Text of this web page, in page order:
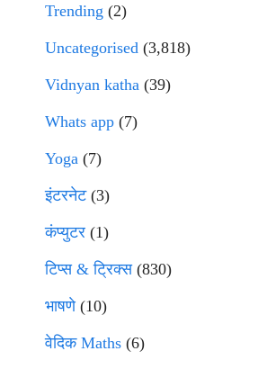
Trending (2)
Uncategorised (3,818)
Vidnyan katha (39)
Whats app (7)
Yoga (7)
इंटरनेट(3)
कंप्युटर (1)
टिप्स & ट्रिक्स(830)
भाषणे(10)
वेदिक Maths (6)